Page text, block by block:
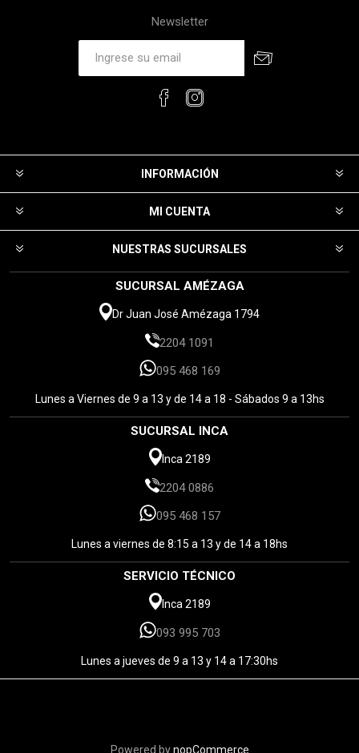
Newsletter
INFORMACIÓN
MI CUENTA
NUESTRAS SUCURSALES
SUCURSAL AMÉZAGA
Dr Juan José Amézaga 1794
2204 1091
095 468 169
Lunes a Viernes de 9 a 13 y de 14 a 18 - Sábados 9 a 13hs
SUCURSAL INCA
Inca 2189
2204 0886
095 468 157
Lunes a viernes de 8:15 a 13 y de 14 a 18hs
SERVICIO TÉCNICO
Inca 2189
093 995 703
Lunes a jueves de 9 a 13 y 14 a 17:30hs
Powered bynopCommerce